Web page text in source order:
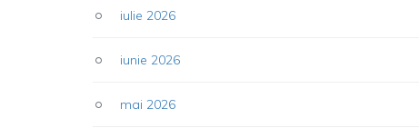
iulie 2026
iunie 2026
mai 2026